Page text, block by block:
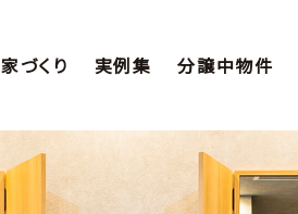
家づくり 実例集 分譲中物件